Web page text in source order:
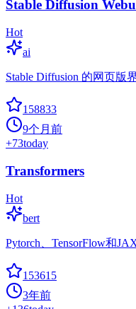
Stable Diffusion
Hot
ai
Stable Diffusion 的网页版
158833
9个月前
+73today
Transformers
Hot
bert
Pytorch、TensorFlow和
153615
3年前